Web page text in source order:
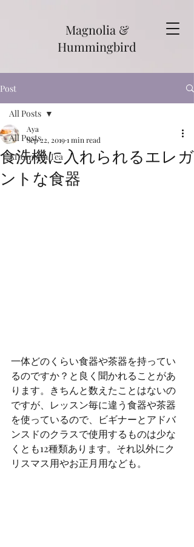
Magnolia &
Hummingbird
Post
All Posts
Afternoon Tea
All Posts
食洗機に入れられるエレガ
ントな食器
Aya
Sep 22, 20191 min read
一体どのくらい食器や茶器を持ってい
るのですか？と良く聞かれることがあ
ります。きちんと数えたことはないの
ですが、レッスン毎に違う食器や茶器
を使っているので、ビギナーとアドバ
ンスドのクラスで使用するものは少な
くとも12種類あります。それ以外にク
リスマス用やお正月用なども。